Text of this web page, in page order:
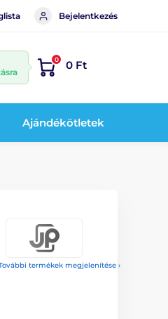
Bejelentkezés
0 0 Ft
Ajándékötletek
termékek megjelenítése ›